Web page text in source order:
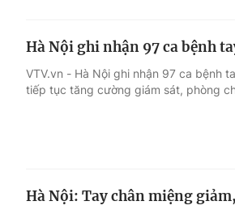
Hà Nội ghi nhận 97 ca bệnh
VTV.vn - Hà Nội ghi nhận 97 ca bệnh
tiếp tục tăng cường giám sát, phòng
Hà Nội: Tay chân miệng